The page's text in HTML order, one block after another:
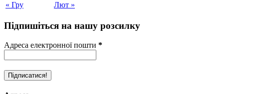
« Гру Лют »
Підпишіться на нашу розсилку
Адреса електронної пошти *